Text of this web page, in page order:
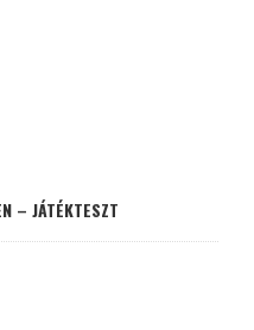
– JÁTÉKTESZT